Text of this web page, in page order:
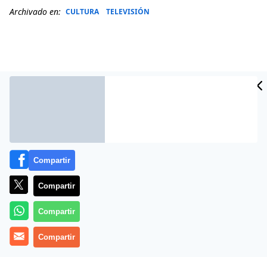
Archivado en: CULTURA TELEVISIÓN
Más información
Compartir
Compartir
Compartir
Compartir